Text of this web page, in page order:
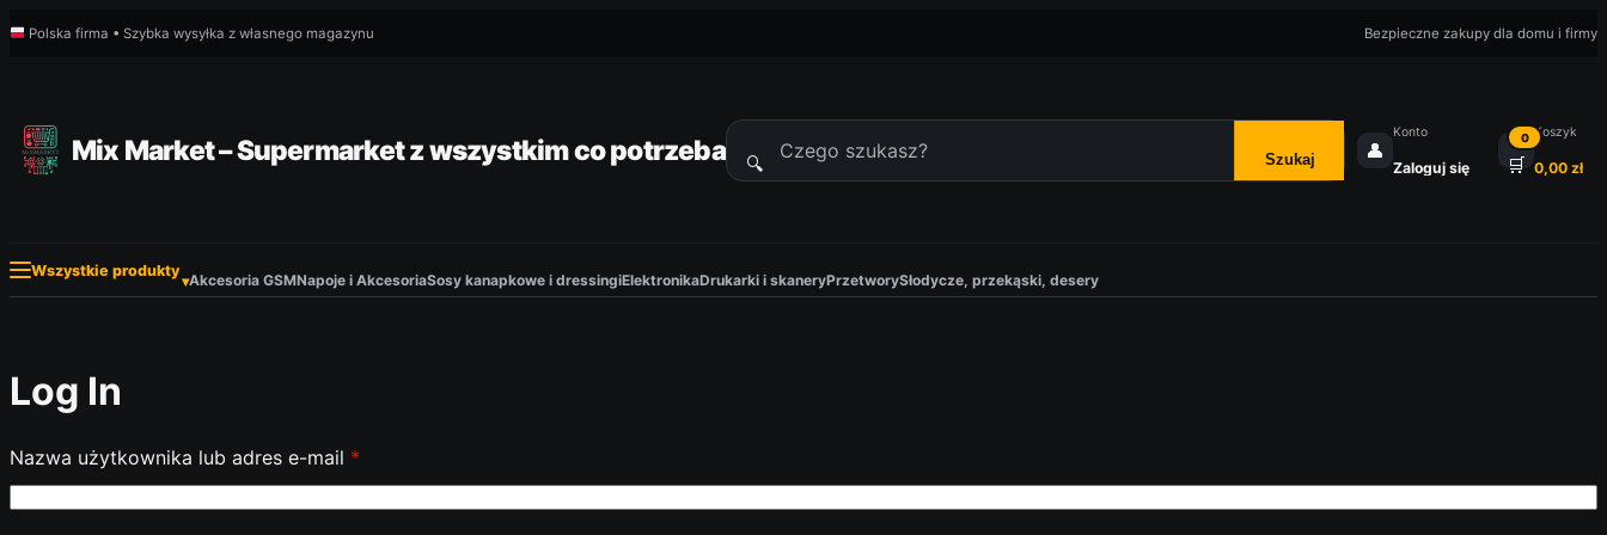
Przejdź
Polska firma • Szybka wysyłka z własnego magazynu Bezpieczne zakupy dla domu i firmy
Mix Market – Supermarket z wszystkim co potrzeba 🔍 Szukaj 👤
Konto
Zaloguj się 🛒
0 Koszyk
0,00 zł
Wszystkie produkty
▾Akcesoria GSMNapoje i AkcesoriaSosy kanapkowe i dressingiElektronikaDrukarki i skaneryPrzetworySłodycze, przekąski, desery
Log In
Nazwa użytkownika lub adres e-mail *